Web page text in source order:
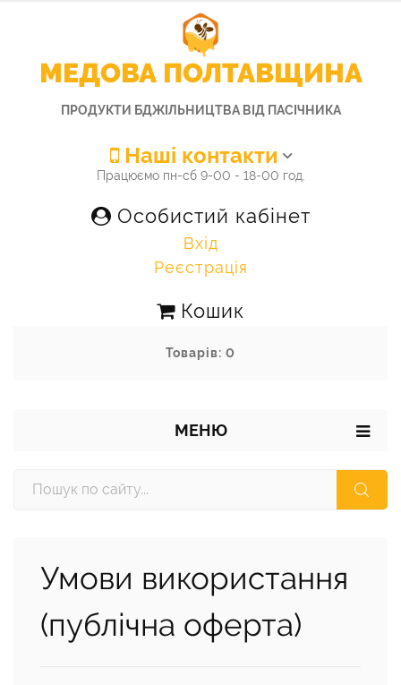
МЕДОВА ПОЛТАВЩИНА
ПРОДУКТИ БДЖІЛЬНИЦТВА ВІД ПАСІЧНИКА
Наші контакти
Працюємо пн-сб 9-00 - 18-00 год.
Особистий кабінет
Вхід
Реєстрація
Кошик
Товарів: 0
МЕНЮ
Умови використання
(публічна оферта)